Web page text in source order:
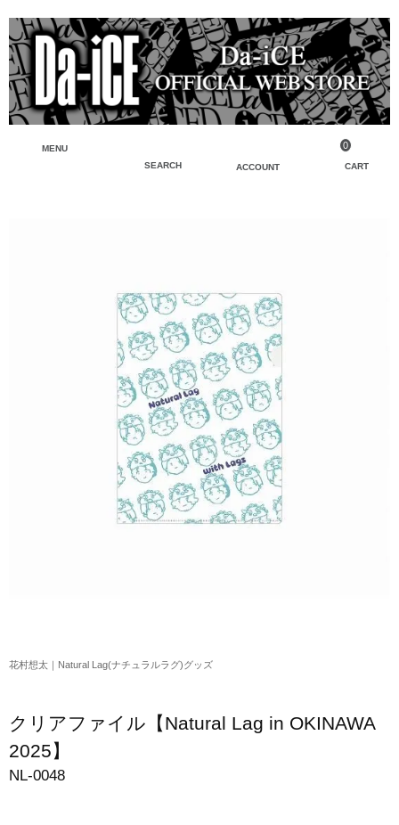
MENU
SEARCH
ACCOUNT CART
0
パーカー・スウェット・ブルゾン
バッグ・ポーチ
キーホルダー・チャーム
アクリルスタンド・アクセサリー・帽子
缶バッジ・ステッカー
生活雑貨・菓子・ゲーム
和田颯｜Wagic Hour Worksグッズ
写真集・パンフレット
クリスマスアイテム
EC限定グッズ
花村想太｜Natural Lag(ナチュラルラグ)グッズ
クリアファイル【Natural Lag in OKINAWA
2025】
NL-0048